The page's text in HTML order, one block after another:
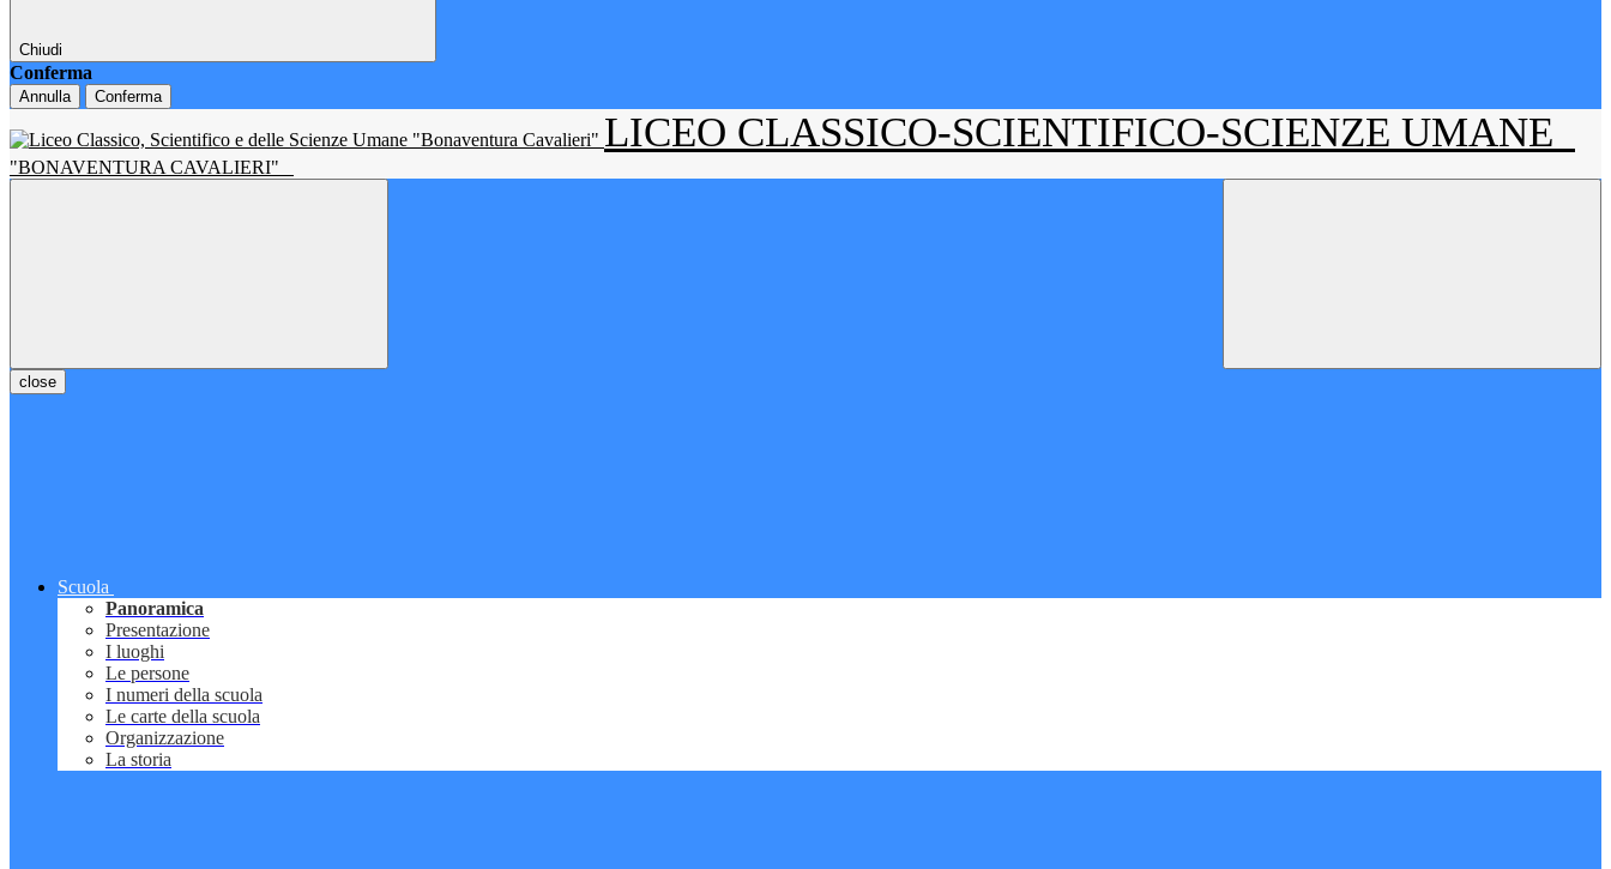
Chiudi
Conferma
Annulla Conferma
LICEO CLASSICO-SCIENTIFICO-SCIENZE UMANE
"BONAVENTURA CAVALIERI"
close
Scuola
Panoramica
Presentazione
I luoghi
Le persone
I numeri della scuola
Le carte della scuola
Organizzazione
La storia